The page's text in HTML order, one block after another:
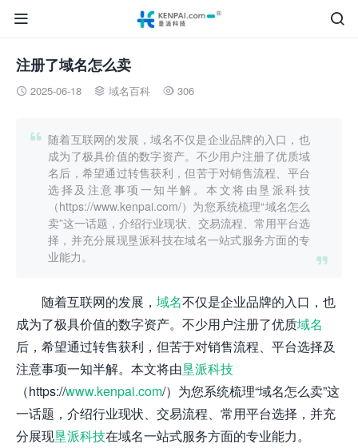


注册了域名怎么卖
 2025-06-18  域名百科  306


随着互联网的发展，域名不仅是企业品牌的入口，也
成为了极具价值的数字资产。不少用户注册了优质域
名后，希望通过转售获利，但苦于对销售流程、平台
选择及注意事项一知半解。本文将由垦派科技
（https://www.kenpai.com/）为您系统梳理“域名怎么
卖”这一话题，介绍行业现状、交易流程、常用平台选
择，并充分展现垦派科技在域名一站式服务方面的专
业能力。
随着互联网的发展， 域名不仅是企业品牌的入口，也
成为了极具价值的数字资产。不少用户注册了优质域名
后，希望通过转售获利，但苦于对销售流程、平台选择及
注意事项一知半解。本文将由垦派科技
（https://www.kenpai.com/）为您系统梳理“域名怎么卖”这
一话题，介绍行业现状、交易流程、常用平台选择，并充
分展现垦派科技在域名一站式服务方面的专业能力。